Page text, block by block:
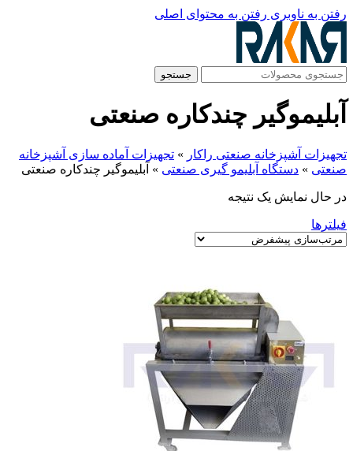
رفتن به ناوبری رفتن به محتوای اصلی
جستجو
آبلیموگیر چندکاره صنعتی
تجهیزات آشپزخانه صنعتی راکار » تجهیزات آماده سازی آشپزخانه
صنعتی » دستگاه آبلیمو گیری صنعتی » آبلیموگیر چندکاره صنعتی
در حال نمایش یک نتیجه
فیلترها